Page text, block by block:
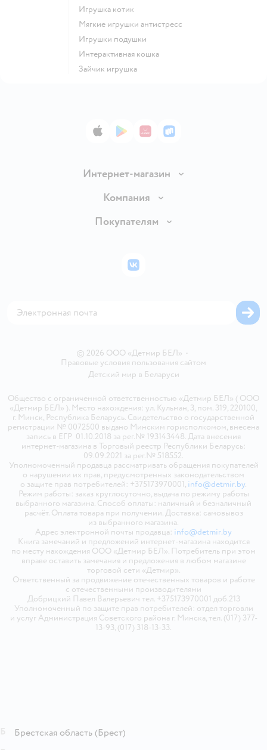
Игрушка котик
Мягкие игрушки антистресс
Игрушки подушки
Интерактивная кошка
Зайчик игрушка
App StoreGoogle Play
AppGallery
RuStore
Интернет-магазин
Доставка и оплата
Правила продажи
Политика использования файлов cookie
Компания
Вакансии
Покупателям
Бонусные карты
© 2026 ООО «Детмир БЕЛ» •
Правовые условия пользования сайтом
Детский мир в Беларуси
Общество с ограниченной ответственностью «Детмир БЕЛ» ( ООО
«Детмир БЕЛ» ). Место нахождения: ул. Кульман, 3, пом. 319, 220100,
г. Минск, Республика Беларусь. Свидетельство о государственной
регистрации № 0072500 выдано Минским горисполкомом, внесена
запись в ЕГР 01.10.2018 за рег.№ 193143448. Дата внесения
интернет-магазина в Торговый реестр Республики Беларусь:
09.09.2021 за рег.№ 518552.
Уполномоченный продавца рассматривать обращения покупателей
о нарушении их прав, предусмотренных законодательством
о защите прав потребителей: +375173970001, info@detmir.by.
Режим работы: заказ круглосуточно, выдача по режиму работы
выбранного магазина. Способ оплаты: наличный и безналичный
расчёт. Оплата товара при получении. Доставка: самовывоз
из выбранного магазина.
Адрес электронной почты продавца: info@detmir.by
Книга замечаний и предложений интернет-магазина находится
по месту нахождения ООО «Детмир БЕЛ». Потребитель при этом
вправе оставить замечания и предложения в любом магазине
торговой сети «Детмир».
Ответственный за продвижение отечественных товаров и работе
с отечественными производителями
Добрицкий Павел Валерьевич тел. +375173970001 доб.213
Уполномоченный по защите прав потребителей: отдел торговли
и услуг Администрация Советского района г. Минска, тел. (017) 377-
13-93, (017) 318-13-33.
ВКонтакте
Брестская область (Брест)